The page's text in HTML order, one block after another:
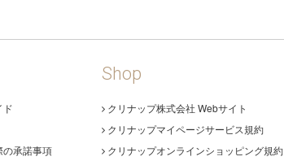
ド
の承諾事項
Shop
クリナップ株式会社 Webサイト
クリナップマイページサービス規約
クリナップオンラインショッピング規約